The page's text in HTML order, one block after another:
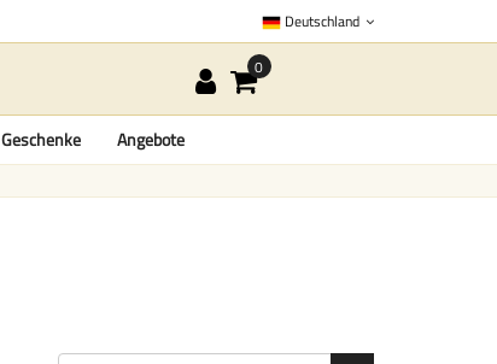
Deutschland
Geschenke Angebote